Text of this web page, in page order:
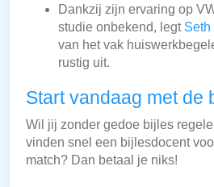
Dankzij zijn ervaring op
studie onbekend, legt Seth
van het vak
rustig uit.
Start vandaag met de
Wil jij zonder gedoe bijles
vinden snel een bijlesdocent
match? Dan betaal je niks!